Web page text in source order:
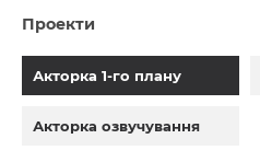
Проекти
Акторка 1-го плану
Акторка озвучування